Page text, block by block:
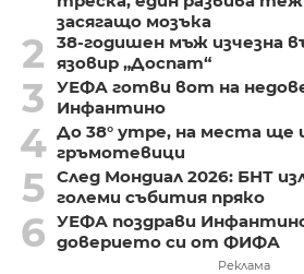
засягащо мозъка
2
38-годишен мъж изчезна
язовир „Доспат“
3
УЕФА готви вот на
Инфантино
4 До 38° утре, на места ще
гръмотевици
5 След Мондиал 2026: БНТ
големи събития пряко
6 УЕФА поздрави
доверието си от ФИФА
Реклама